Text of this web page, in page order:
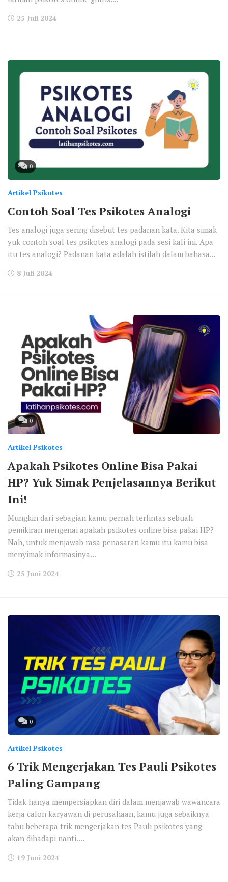
25 Juli 2024
0
Artikel Psikotes
Contoh Soal Tes Psikotes Analogi
Tes analogi juga sering disebut tes padanan kata. Kita simak
yuk contoh soal tes psikotes analogi pada sesi kali ini. Apa
itu tes analogi? Padanan kata adalah istilah dalam bahasa...
8 Juli 2024
0
Artikel Psikotes
Apakah Psikotes Online Bisa Pakai
HP? Yuk Simak Penjelasannya Berikut
Ini!
Mungkin dari sebagian kamu pernah terlintas sebuah
pemikiran mengenai apakah psikotes online bisa pakai HP?
Nah, untuk menjawab rasa penasaran kamu itu kamu bisa
menyimak informasinya...
25 Juni 2024
0
Artikel Psikotes
6 Trik Mengerjakan Tes Pauli Psikotes
Paling Gampang
Tidak hanya mempersiapkan diri dalam menjawab wawancara
kerja calon karyawan di perusahaan, kamu juga sebaiknya
tahu beberapa trik mengerjakan tes Pauli psikotes yang
akan dihadapi nanti....
19 Juni 2024